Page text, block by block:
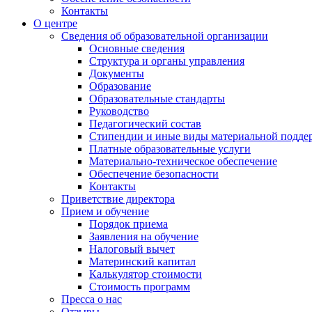
Контакты
О центре
Сведения об образовательной организации
Основные сведения
Структура и органы управления
Документы
Образование
Образовательные стандарты
Руководство
Педагогический состав
Стипендии и иные виды материальной
Платные образовательные услуги
Материально-техническое обеспечение
Обеспечение безопасности
Контакты
Приветствие директора
Прием и обучение
Порядок приема
Заявления на обучение
Налоговый вычет
Материнский капитал
Калькулятор стоимости
Стоимость программ
Пресса о нас